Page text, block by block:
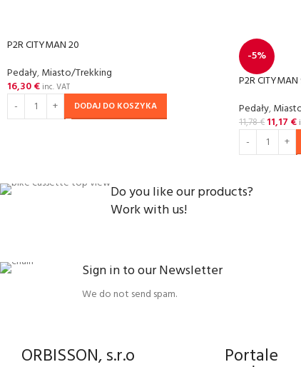
P2R CITYMAN 20
Pedały,Miasto/Trekking
16,30€ inc. VAT
DODAJ DO KOSZYKA
-5%
P2R
Pedały,
11,78€ 11,17 €
Do you like our products?
Work with us!
Sign in to our Newsletter
We do not send spam.
ORBISSON, s.r.o Portale